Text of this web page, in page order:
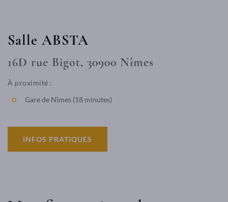
Salle ABSTA
16D rue Bigot, 30900 Nîmes
À proximité :
Gare de Nîmes (18 minutes)
INFOS PRATIQUES